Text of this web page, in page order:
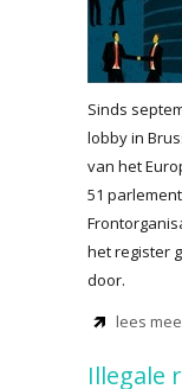
Sinds
lobby in
van het
51
het register
door.
lees
Illegale